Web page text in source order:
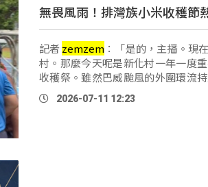
無畏風雨！排灣族小米收穫節
記者zemzem ：「是的，主播。現
村。那麼今天呢是新化村一年一度
收穫祭。雖然巴威颱風的外圍環流
變強。不過新化村今天的歲時祭儀活
2026-07-11 12:23